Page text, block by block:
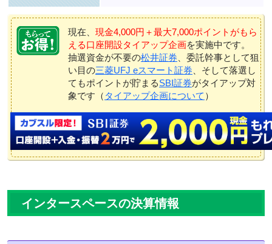
現在、 現金4,000円＋最大7,000ポイントがもら
える口座開設タイアップ企画を実施中です。
抽選資金が不要の松井証券 、委託幹事として狙
い目の三菱UFJ eスマート証券 、そして落選し
てもポイントが貯まるSBI証券がタイアップ対
象です（ タイアップ企画について ）
インタースペースの決算情報